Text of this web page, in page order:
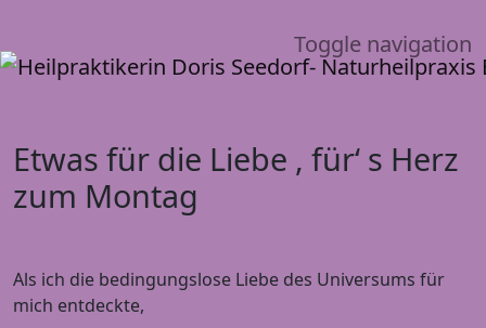
Toggle navigation
Etwas für die Liebe , für‘ s Herz
zum Montag
Als ich die bedingungslose Liebe des Universums für
mich entdeckte,